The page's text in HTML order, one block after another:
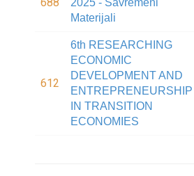
2025 - Savremeni
Materijali
612
6th RESEARCHING
ECONOMIC
DEVELOPMENT AND
ENTREPRENEURSHIP
IN TRANSITION
ECONOMIES